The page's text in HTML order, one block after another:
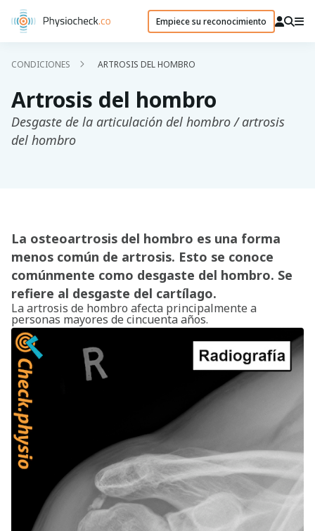
Empiece su reconocimiento
CONDICIONES ARTROSIS DEL HOMBRO
Artrosis del hombro
Desgaste de la articulación del hombro / artrosis
del hombro
La osteoartrosis del hombro es una forma
menos común de artrosis. Esto se conoce
comúnmente como desgaste del hombro. Se
refiere al desgaste del cartílago.
La artrosis de hombro afecta principalmente a
personas mayores de cincuenta años.